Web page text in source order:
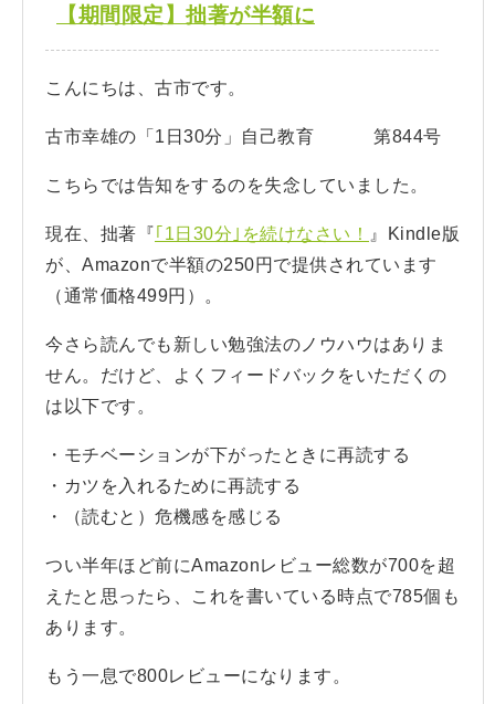
【期間限定】拙著が半額に
こんにちは、古市です。
古市幸雄の「1日30分」自己教育 第844号
こちらでは告知をするのを失念していました。
現在、拙著『｢1日30分｣を続けなさい！
』Kindle版
が、Amazonで半額の250円で提供されています
（通常価格499円）。
今さら読んでも新しい勉強法のノウハウはありま
せん。だけど、よくフィードバックをいただくの
は以下です。
・モチベーションが下がったときに再読する
・カツを入れるために再読する
・（読むと）危機感を感じる
つい半年ほど前にAmazonレビュー総数が700を超
えたと思ったら、これを書いている時点で785個も
あります。
もう一息で800レビューになります。